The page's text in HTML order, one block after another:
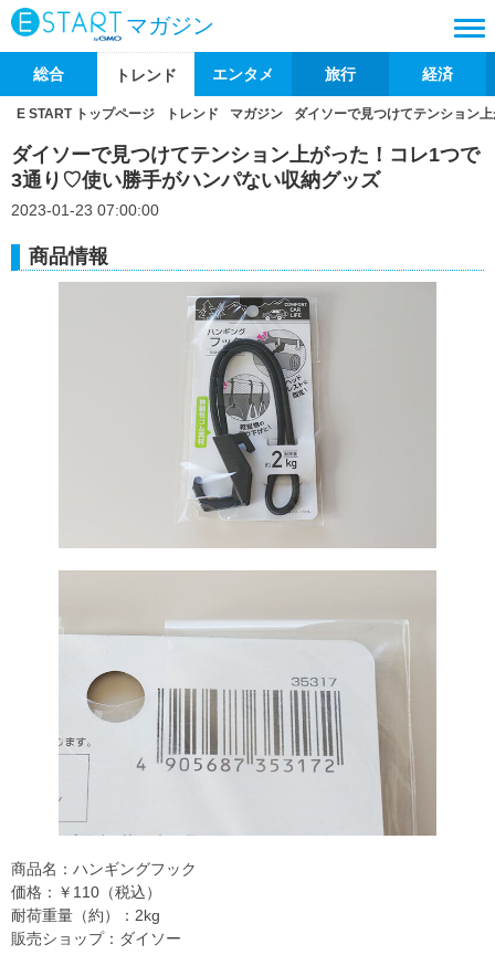
マガジン
総合 トレンド エンタメ 旅行 経済
E START トップページ トレンド マガジン ダイソーで見つけてテンション
ダイソーで見つけてテンション上がった！コレ1つで
3通り♡使い勝手がハンパない収納グッズ
2023-01-23 07:00:00
商品情報
商品名：ハンギングフック
価格：￥110（税込）
耐荷重量（約）：2kg
販売ショップ：ダイソー